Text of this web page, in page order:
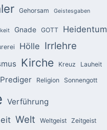
Gehorsam Geistesgaben
Gnade GOTT Heidentum
Hölle Irrlehre
Kirche Kreuz Lauheit
Prediger Religion Sonnengott
Verführung
Welt Weltgeist Zeitgeist